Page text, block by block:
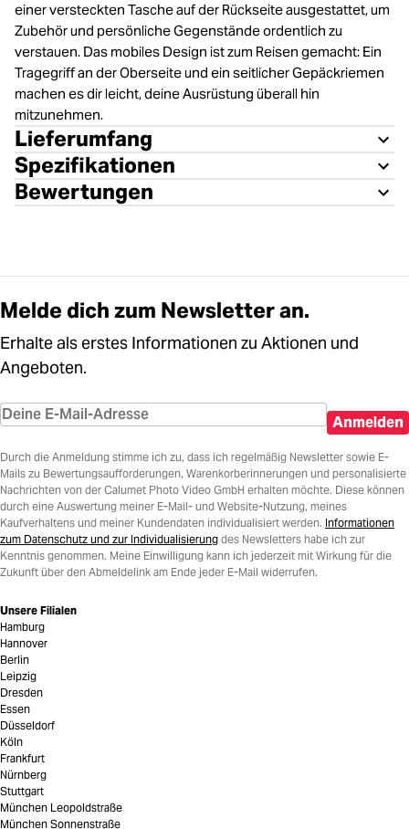
einer versteckten Tasche auf der Rückseite ausgestattet, um
Zubehör und persönliche Gegenstände ordentlich zu
verstauen. Das mobiles Design ist zum Reisen gemacht: Ein
Tragegriff an der Oberseite und ein seitlicher Gepäckriemen
machen es dir leicht, deine Ausrüstung überall hin
mitzunehmen.
Lieferumfang
Spezifikationen
Bewertungen
Melde dich zum Newsletter an.
Erhalte als erstes Informationen zu Aktionen und
Angeboten.
Anmelden
Durch die Anmeldung stimme ich zu, dass ich regelmäßig Newsletter sowie E-
Mails zu Bewertungsaufforderungen, Warenkorberinnerungen und personalisierte
Nachrichten von der Calumet Photo Video GmbH erhalten möchte. Diese können
durch eine Auswertung meiner E-Mail- und Website-Nutzung, meines
Kaufverhaltens und meiner Kundendaten individualisiert werden. Informationen
zum Datenschutz und zur Individualisierung des Newsletters habe ich zur
Kenntnis genommen. Meine Einwilligung kann ich jederzeit mit Wirkung für die
Zukunft über den Abmeldelink am Ende jeder E-Mail widerrufen.
Unsere Filialen
Hamburg
Hannover
Berlin
Leipzig
Dresden
Essen
Düsseldorf
Köln
Frankfurt
Nürnberg
Stuttgart
München Leopoldstraße
München Sonnenstraße